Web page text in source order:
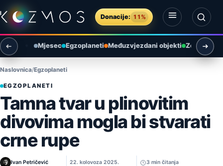
Preskoči na sadržaj
Donacije: 11%
Otvori izbornik
Otvori pretragu
Mjesec Egzoplaneti Međuzvjezdani objekti Zemlja i
Naslovnica Egzoplaneti
EGZOPLANETI
Tamna tvar u plinovitim
divovima mogla bi stvarati
crne rupe
Ivan Petričević 22. kolovoza 2025. 3 min čitanja